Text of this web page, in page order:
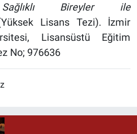
Sağlıklı Bireyler ile
Lisans Tezi). İzmir
Lisansüstü Eğitim
No; 976636